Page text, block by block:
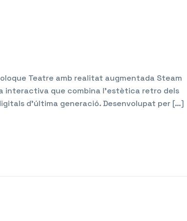
Teatre amb realitat augmentada Steam
interactiva que combina l’estètica retro dels
d’última generació. Desenvolupat per […]